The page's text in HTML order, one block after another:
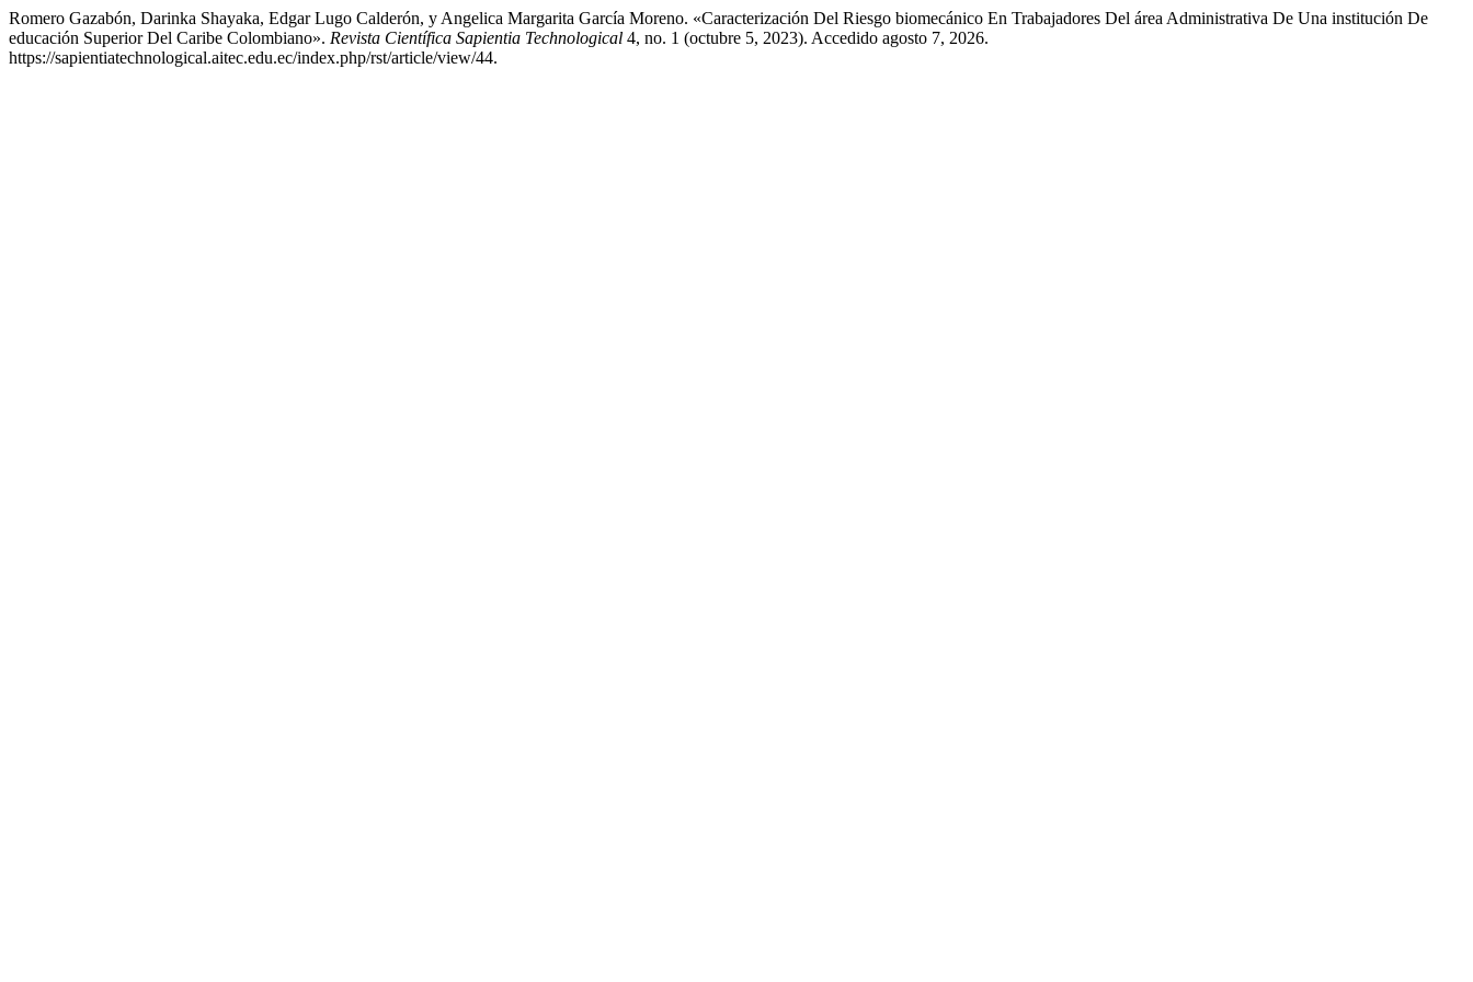
Romero Gazabón, Darinka Shayaka, Edgar Lugo Calderón, y Angelica Margarita García Moreno. «Caracterización Del Riesgo biomecánico En Trabajadores Del área Administrativa De Una institución De
educación Superior Del Caribe Colombiano». Revista Científica Sapientia Technological 4, no. 1 (octubre 5, 2023). Accedido agosto 7, 2026.
https://sapientiatechnological.aitec.edu.ec/index.php/rst/article/view/44.